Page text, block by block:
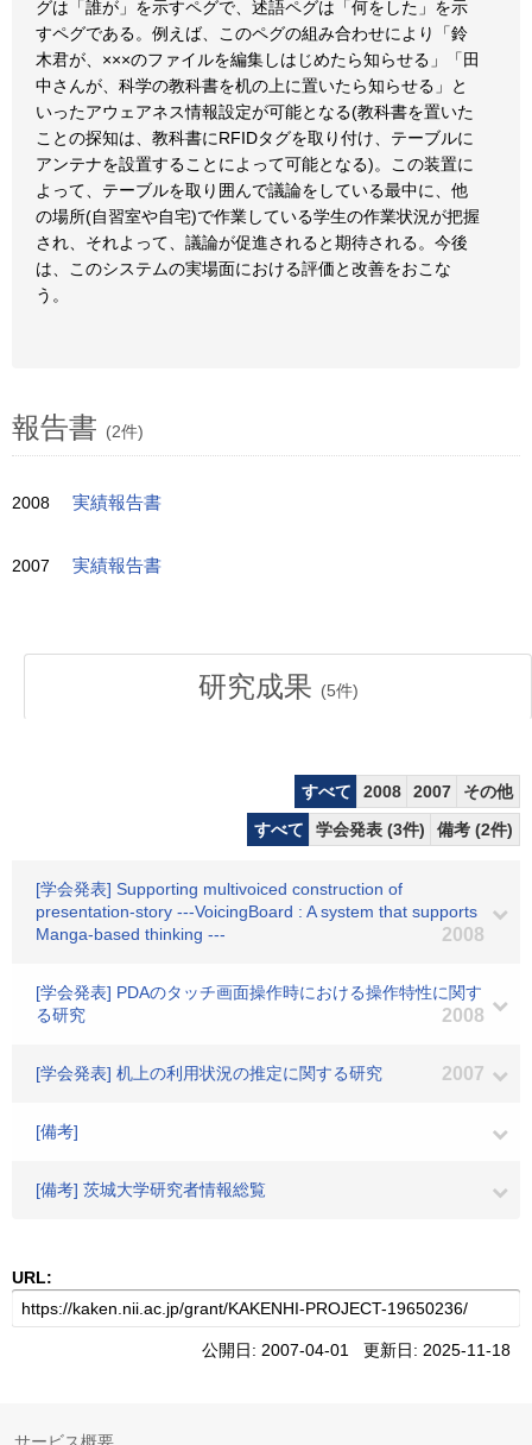
グは「誰が」を示すペグで、述語ペグは「何をした」を示
すペグである。例えば、このペグの組み合わせにより「鈴
木君が、×××のファイルを編集しはじめたら知らせる」「田
中さんが、科学の教科書を机の上に置いたら知らせる」と
いったアウェアネス情報設定が可能となる(教科書を置いた
ことの探知は、教科書にRFIDタグを取り付け、テーブルに
アンテナを設置することによって可能となる)。この装置に
よって、テーブルを取り囲んで議論をしている最中に、他
の場所(自習室や自宅)で作業している学生の作業状況が把握
され、それよって、議論が促進されると期待される。今後
は、このシステムの実場面における評価と改善をおこな
う。
報告書 (2件)
2008 実績報告書
2007 実績報告書
研究成果 (5件)
すべて 2008 2007
その他
すべて
学会発表 (3件) 備考 (2件)
[学会発表] Supporting multivoiced construction of
presentation-story ---VoicingBoard : A system that supports
Manga-based thinking ---
2008
[学会発表] PDAのタッチ画面操作時における操作特性に関す
る研究
2008
[学会発表] 机上の利用状況の推定に関する研究 2007
[備考]
[備考] 茨城大学研究者情報総覧
URL:
公開日: 2007-04-01 更新日: 2025-11-18